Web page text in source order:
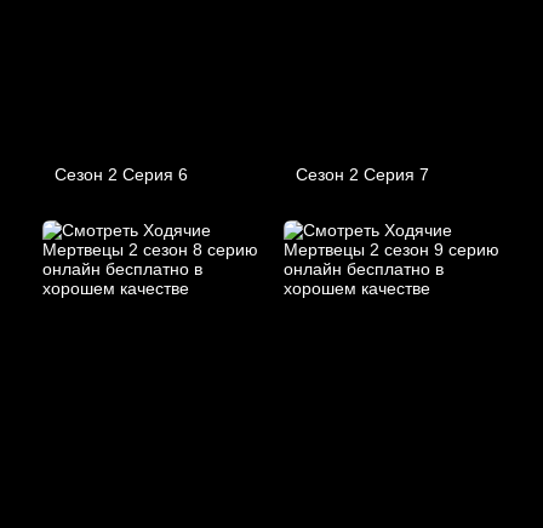
Сезон 2 Серия 6 Сезон 2 Серия 7